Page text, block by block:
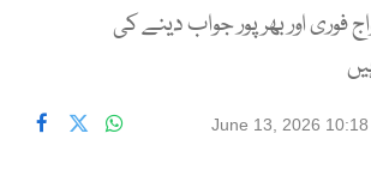
فوری اور بھرپور جواب دینے کی
June 13, 2026 10:18